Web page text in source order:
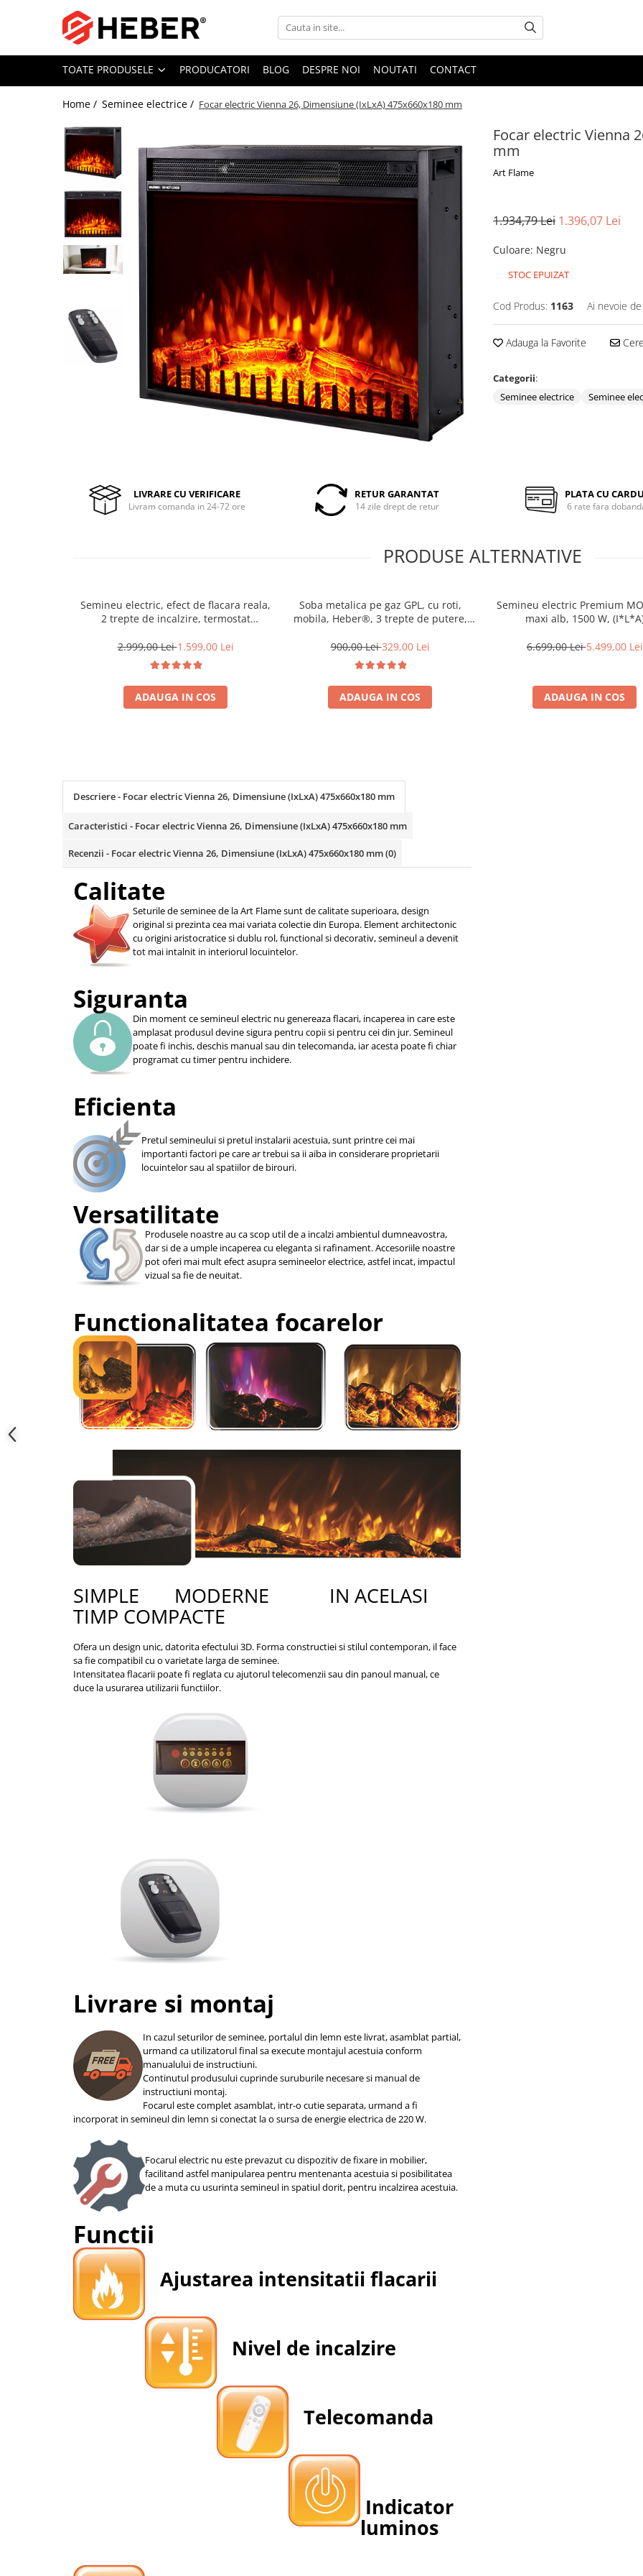
Toate Produsele
Mixere cu bol
Pompe de apa
Pompe submersibile
Pompe submersibile nisip
Pompe apa de suprafata
Motopompe
Hidrofor cu pompa submersibila
Pompe de stropit manuale
Dezumidificatoare
Aparate de sudura
Motoare termice
Scule si Unelte Electrice
Betoniere si vibratoare beton
Produse uz casnic
Seminee electrice
Convectoare si aeroterme electrice
TOATE PRODUSELE PRODUCATORI BLOG DESPRE NOI NOUTATI CONTACT
Home / Seminee electrice / Focar electric Vienna 26, Dimensiune (IxLxA) 475x660x180 mm
Focar electric Vienna
mm
Art Flame
1.934,79 Lei 1.396,07 Lei
Culoare: Negru
STOC EPUIZAT
Cod Produs: 1163 Ai nevoie
Adauga la Favorite
Categorii:
Seminee electrice
Seminee
LIVRARE CU VERIFICARE
Livram comanda in 24-72 ore
RETUR GARANTAT
14 zile drept de retur
PLATA CU
6 rate fara
PRODUSE ALTERNATIVE
Semineu electric, efect de flacara reala,
2 trepte de incalzire, termostat
2.999,00 Lei1.599,00 Lei
ADAUGA IN COS
Soba metalica pe gaz GPL, cu roti,
mobila, Heber®, 3 trepte de putere,
900,00 Lei329,00 Lei
ADAUGA IN COS
Semineu electric Premium
maxi alb, 1500 W,
telecomanda
6.699,00 Lei5.499,00 Lei
ADAUGA IN COS
Descriere - Focar electric Vienna 26, Dimensiune (IxLxA) 475x660x180 mm
Caracteristici - Focar electric Vienna 26, Dimensiune (IxLxA) 475x660x180 mm
Recenzii - Focar electric Vienna 26, Dimensiune (IxLxA) 475x660x180 mm(0)
Calitate
Seturile de seminee de la Art Flame sunt de calitate superioara, design
original si prezinta cea mai variata colectie din Europa. Element architectonic
cu origini aristocratice si dublu rol, functional si decorativ, semineul a devenit
tot mai intalnit in interiorul locuintelor.
Siguranta
Din moment ce semineul electric nu genereaza flacari, incaperea in care este
amplasat produsul devine sigura pentru copii si pentru cei din jur. Semineul
poate fi inchis, deschis manual sau din telecomanda, iar acesta poate fi chiar
programat cu timer pentru inchidere.
Eficienta
Pretul semineului si pretul instalarii acestuia, sunt printre cei mai
importanti factori pe care ar trebui sa ii aiba in considerare proprietarii
locuintelor sau al spatiilor de birouri.
Versatilitate
Produsele noastre au ca scop util de a incalzi ambientul dumneavostra,
dar si de a umple incaperea cu eleganta si rafinament. Accesoriile noastre
pot oferi mai mult efect asupra semineelor electrice, astfel incat, impactul
vizual sa fie de neuitat.
Functionalitatea focarelor
SIMPLE MODERNE IN ACELASI
TIMP COMPACTE
Ofera un design unic, datorita efectului 3D. Forma constructiei si stilul contemporan, il face
sa fie compatibil cu o varietate larga de seminee.
Intensitatea flacarii poate fi reglata cu ajutorul telecomenzii sau din panoul manual, ce
duce la usurarea utilizarii functiilor.
Livrare si montaj
In cazul seturilor de seminee, portalul din lemn este livrat, asamblat partial,
urmand ca utilizatorul final sa execute montajul acestuia conform
manualului de instructiuni.
Continutul produsului cuprinde suruburile necesare si manual de
instructiuni montaj.
Focarul este complet asamblat, intr-o cutie separata, urmand a fi
incorporat in semineul din lemn si conectat la o sursa de energie electrica de 220 W.
Focarul electric nu este prevazut cu dispozitiv de fixare in mobilier,
facilitand astfel manipularea pentru mentenanta acestuia si posibilitatea
de a muta cu usurinta semineul in spatiul dorit, pentru incalzirea acestuia.
Functii
Ajustarea intensitatii flacarii
Nivel de incalzire
Telecomanda
Indicator
luminos